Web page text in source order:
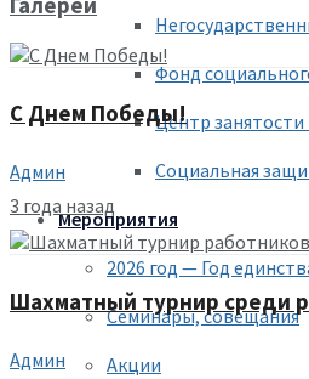
Фонд
Центр занятости
Социальная
Мероприятия
2026 год — Год
Семинары, совещания
Акции
С Днем Победы!
Админ
3 года назад
Шахматный турнир среди
Админ